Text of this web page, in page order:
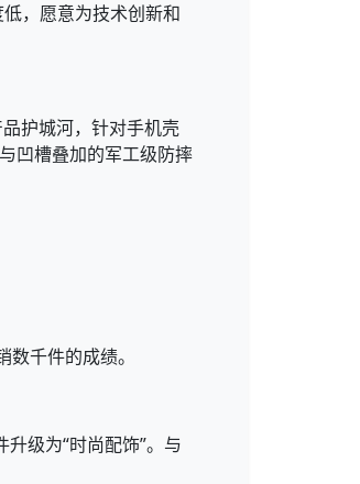
，愿意为技术创新和
护城河，针对手机壳
凹槽叠加的军工级防摔
千件的成绩。
级为“时尚配饰”。与